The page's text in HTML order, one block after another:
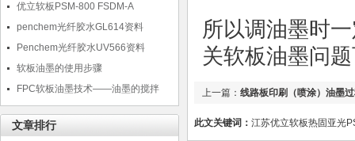
优立软板PSM-800 FSDM-A
penchem光纤胶水GL614资料
Penchem光纤胶水UV566资料
软板油墨的使用步骤
FPC软板油墨技术——油墨的搅拌
文章排行
所以调油墨时
关软板油墨问
上一篇： 线路板印刷（喷涂）油墨
此文关键词： 江苏优立软板热固亚光